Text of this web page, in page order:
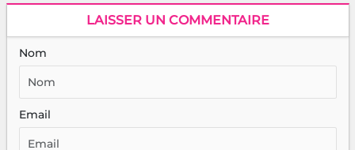
LAISSER UN COMMENTAIRE
Nom
Email